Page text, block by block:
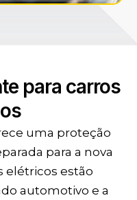
para carros
uma proteção
para a nova
elétricos estão
automotivo e a